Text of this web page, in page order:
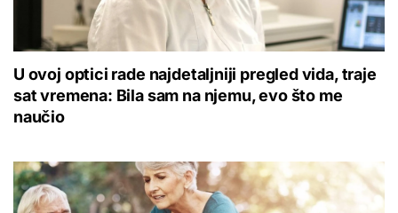
U ovoj optici rade najdetaljniji pregled vida, traje
sat vremena: Bila sam na njemu, evo što me
naučio